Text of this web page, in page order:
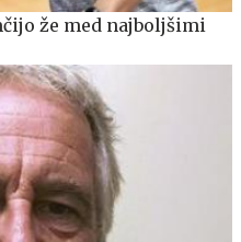
že med najboljšimi